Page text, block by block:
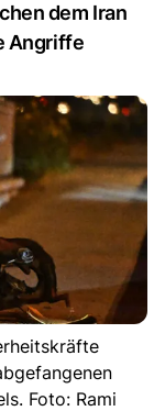
dem Iran
Angriffe
Foto: Rami